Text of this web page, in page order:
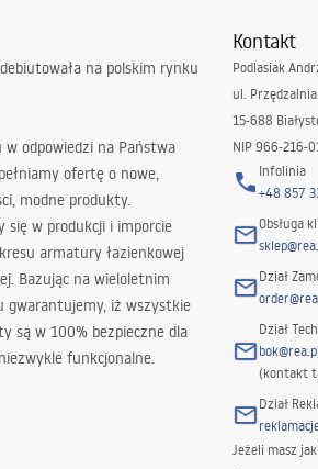
na polskim rynku
w odpowiedzi na Państwa
ofertę o nowe,
modne produkty.
się w produkcji i imporcie
armatury łazienkowej
Bazując na wieloletnim
gwarantujemy, iż wszystkie
są w 100% bezpieczne dla
funkcjonalne.
Kontakt
Podlasiak
ul.
15-688
NIP 966-216-
Infolinia
+48 857
Obsługa
Dział
Dział
bok@rea.pl
(kontakt
Dział
Jeżeli masz